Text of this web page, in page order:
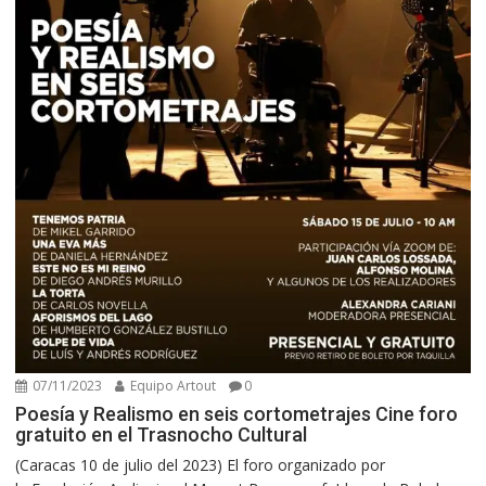
07/11/2023 Equipo Artout 0
Poesía y Realismo en seis cortometrajes Cine foro
gratuito en el Trasnocho Cultural
(Caracas 10 de julio del 2023) El foro organizado por